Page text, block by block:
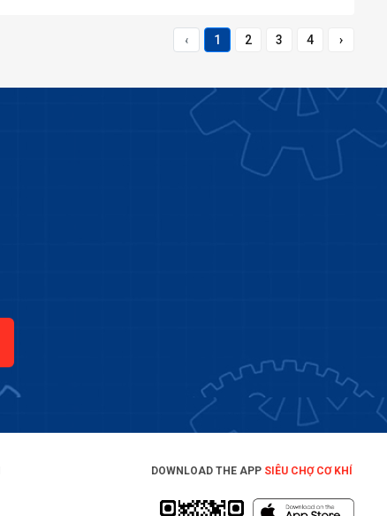
‹ 1 2 3 4 ›
DOWNLOAD THE APP SIÊU CHỢ CƠ KHÍ